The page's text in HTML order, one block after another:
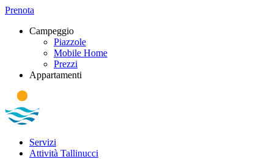
Prenota
Campeggio
Piazzole
Mobile Home
Prezzi
Appartamenti
Servizi
Attività Tallinucci